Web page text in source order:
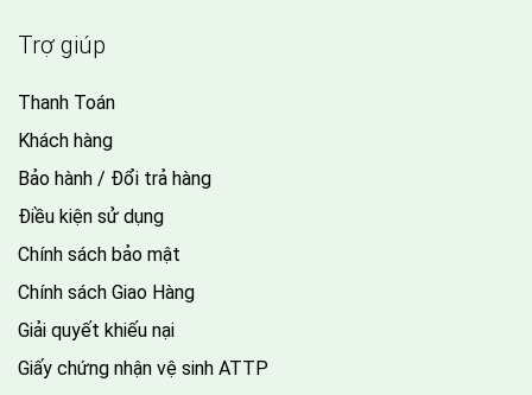
Trợ giúp
Thanh Toán
Khách hàng
Bảo hành / Đổi trả hàng
Điều kiện sử dụng
Chính sách bảo mật
Chính sách Giao Hàng
Giải quyết khiếu nại
Giấy chứng nhận vệ sinh ATTP